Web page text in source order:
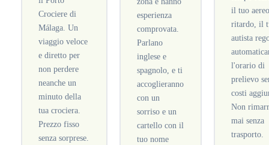
Crociere di
Málaga. Un
viaggio veloce
e diretto per
non perdere
neanche un
minuto della
tua crociera.
Prezzo fisso
senza sorprese.
esperienza
comprovata.
Parlano
inglese e
spagnolo, e ti
accoglieranno
con un
sorriso e un
cartello con il
tuo nome
il tuo
ritardo, il
autista
l'orario di
prelievo
costi
Non
mai senza
trasporto.